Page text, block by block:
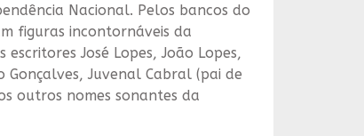
Nacional. Pelos bancos do
figuras incontornáveis da
José Lopes, João Lopes,
Juvenal Cabral (pai de
outros nomes sonantes da